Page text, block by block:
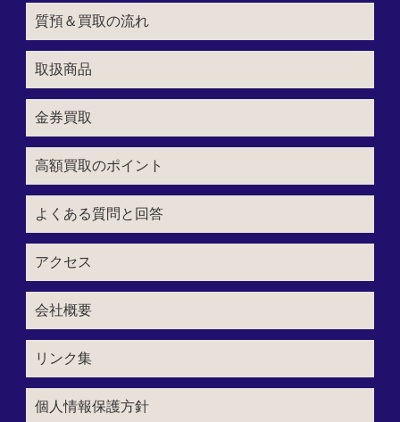
質預＆買取の流れ
取扱商品
金券買取
高額買取のポイント
よくある質問と回答
アクセス
会社概要
リンク集
個人情報保護方針